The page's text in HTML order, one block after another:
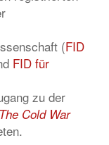
(FID
FID für
zu der
Cold War